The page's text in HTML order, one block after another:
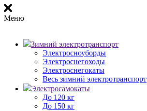
Меню
Зимний электротранспорт
Электросноуборды
Электроснегоходы
Электроснегокаты
Весь зимний электротранспорт
Электросамокаты
До 120 кг
До 150 кг